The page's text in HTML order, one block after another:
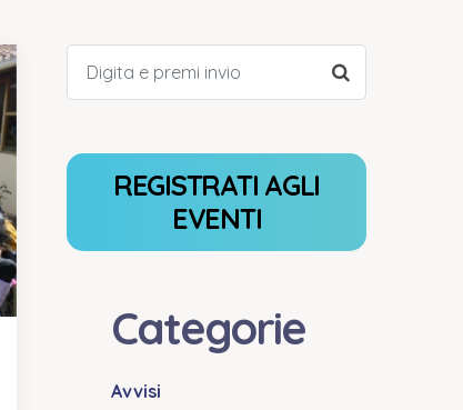
REGISTRATI AGLI
EVENTI
Categorie
Avvisi